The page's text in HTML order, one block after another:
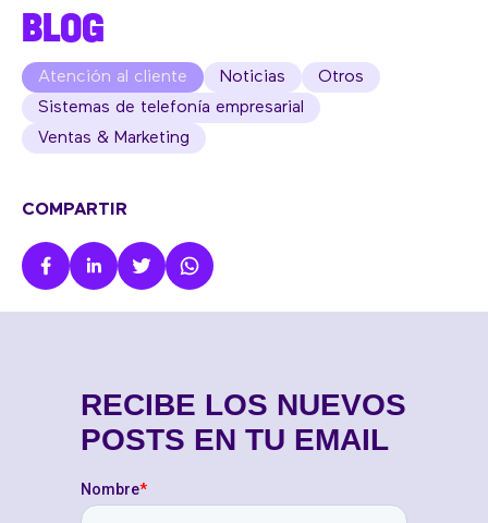
BLOG
Atención al cliente Noticias
Otros
Sistemas de telefonía empresarial
Ventas & Marketing
COMPARTIR